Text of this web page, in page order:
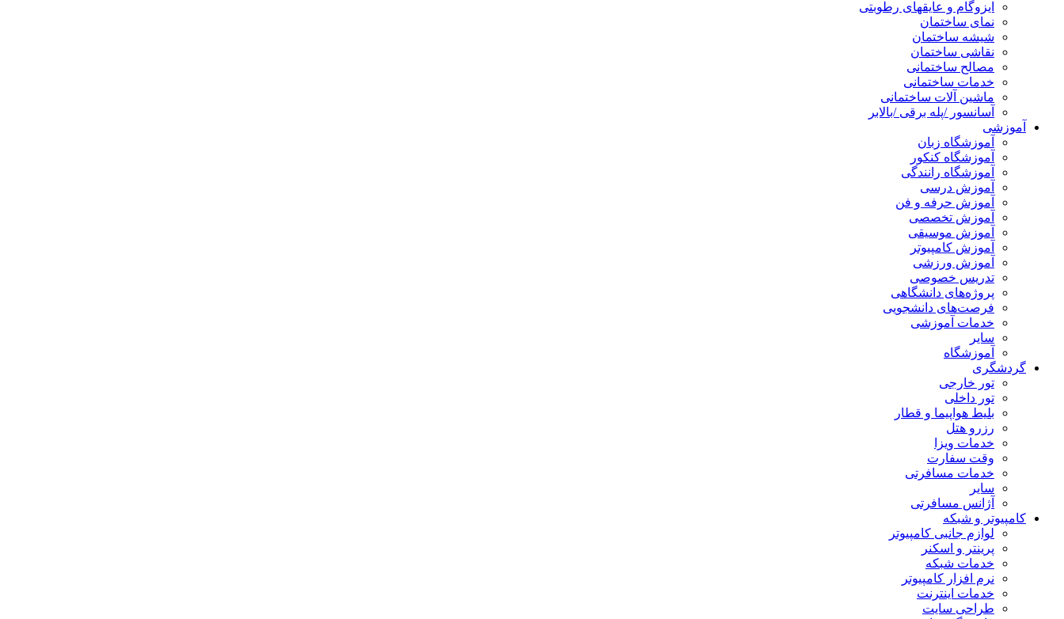
ایزوگام و عایقهای رطوبتی
نمای ساختمان
شیشه ساختمان
نقاشی ساختمان
مصالح ساختمانی
خدمات ساختمانی
ماشین آلات ساختمانی
آسانسور /پله برقی /بالابر
آموزشی
آموزشگاه زبان
آموزشگاه کنکور
آموزشگاه رانندگی
آموزش درسی
آموزش حرفه و فن
آموزش تخصصی
آموزش موسیقی
آموزش کامپیوتر
آموزش ورزشی
تدریس خصوصی
پروژه‌های دانشگاهی
فرصت‌های دانشجویی
خدمات آموزشی
سایر
آموزشگاه
گردشگری
تور خارجی
تور داخلی
بلیط هواپیما و قطار
رزرو هتل
خدمات ویزا
وقت سفارت
خدمات مسافرتی
سایر
آژانس مسافرتی
کامپیوتر و شبکه
لوازم جانبی کامپیوتر
پرینتر و اسکنر
خدمات شبکه
نرم افزار کامپیوتر
خدمات اینترنت
طراحی سایت